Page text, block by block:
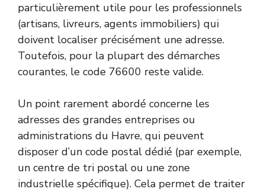
particulièrement utile pour les professionnels
(artisans, livreurs, agents immobiliers) qui
doivent localiser précisément une adresse.
Toutefois, pour la plupart des démarches
courantes, le code 76600 reste valide.
Un point rarement abordé concerne les
adresses des grandes entreprises ou
administrations du Havre, qui peuvent
disposer d’un code postal dédié (par exemple,
un centre de tri postal ou une zone
industrielle spécifique). Cela permet de traiter